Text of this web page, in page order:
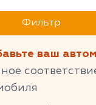
Фильтр
ваш